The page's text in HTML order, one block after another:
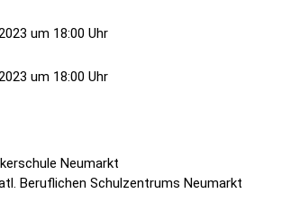
um 18:00 Uhr
um 18:00 Uhr
Neumarkt
Beruflichen Schulzentrums Neumarkt